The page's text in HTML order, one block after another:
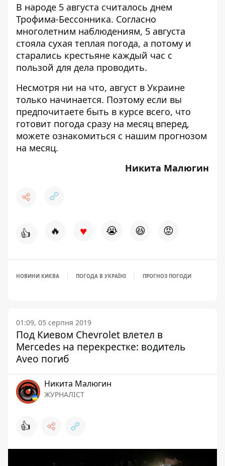
В народе 5 августа считалось днем
Трофима-Бессонника. Согласно
многолетним наблюдениям, 5 августа
стояла сухая теплая погода, а потому и
старались крестьяне каждый час с
пользой для дела проводить.
Несмотря ни на что, август в Украине
только начинается. Поэтому если вы
предпочитаете быть в курсе всего, что
готовит погода сразу на месяц вперед,
можете ознакомиться с нашим прогнозом
на месяц.
Никита Малюгин
👍 🔥 ♥ 😭 😆 😡
НОВИНИ КИЄВА ПОГОДА В УКРАЇНІ ПРОГНОЗ ПОГОДИ
01:09, 05 серпня 2019
Под Киевом Chevrolet влетел в
Mercedes на перекрестке: водитель
Aveo погиб
Никита Малюгин
ЖУРНАЛІСТ
👍